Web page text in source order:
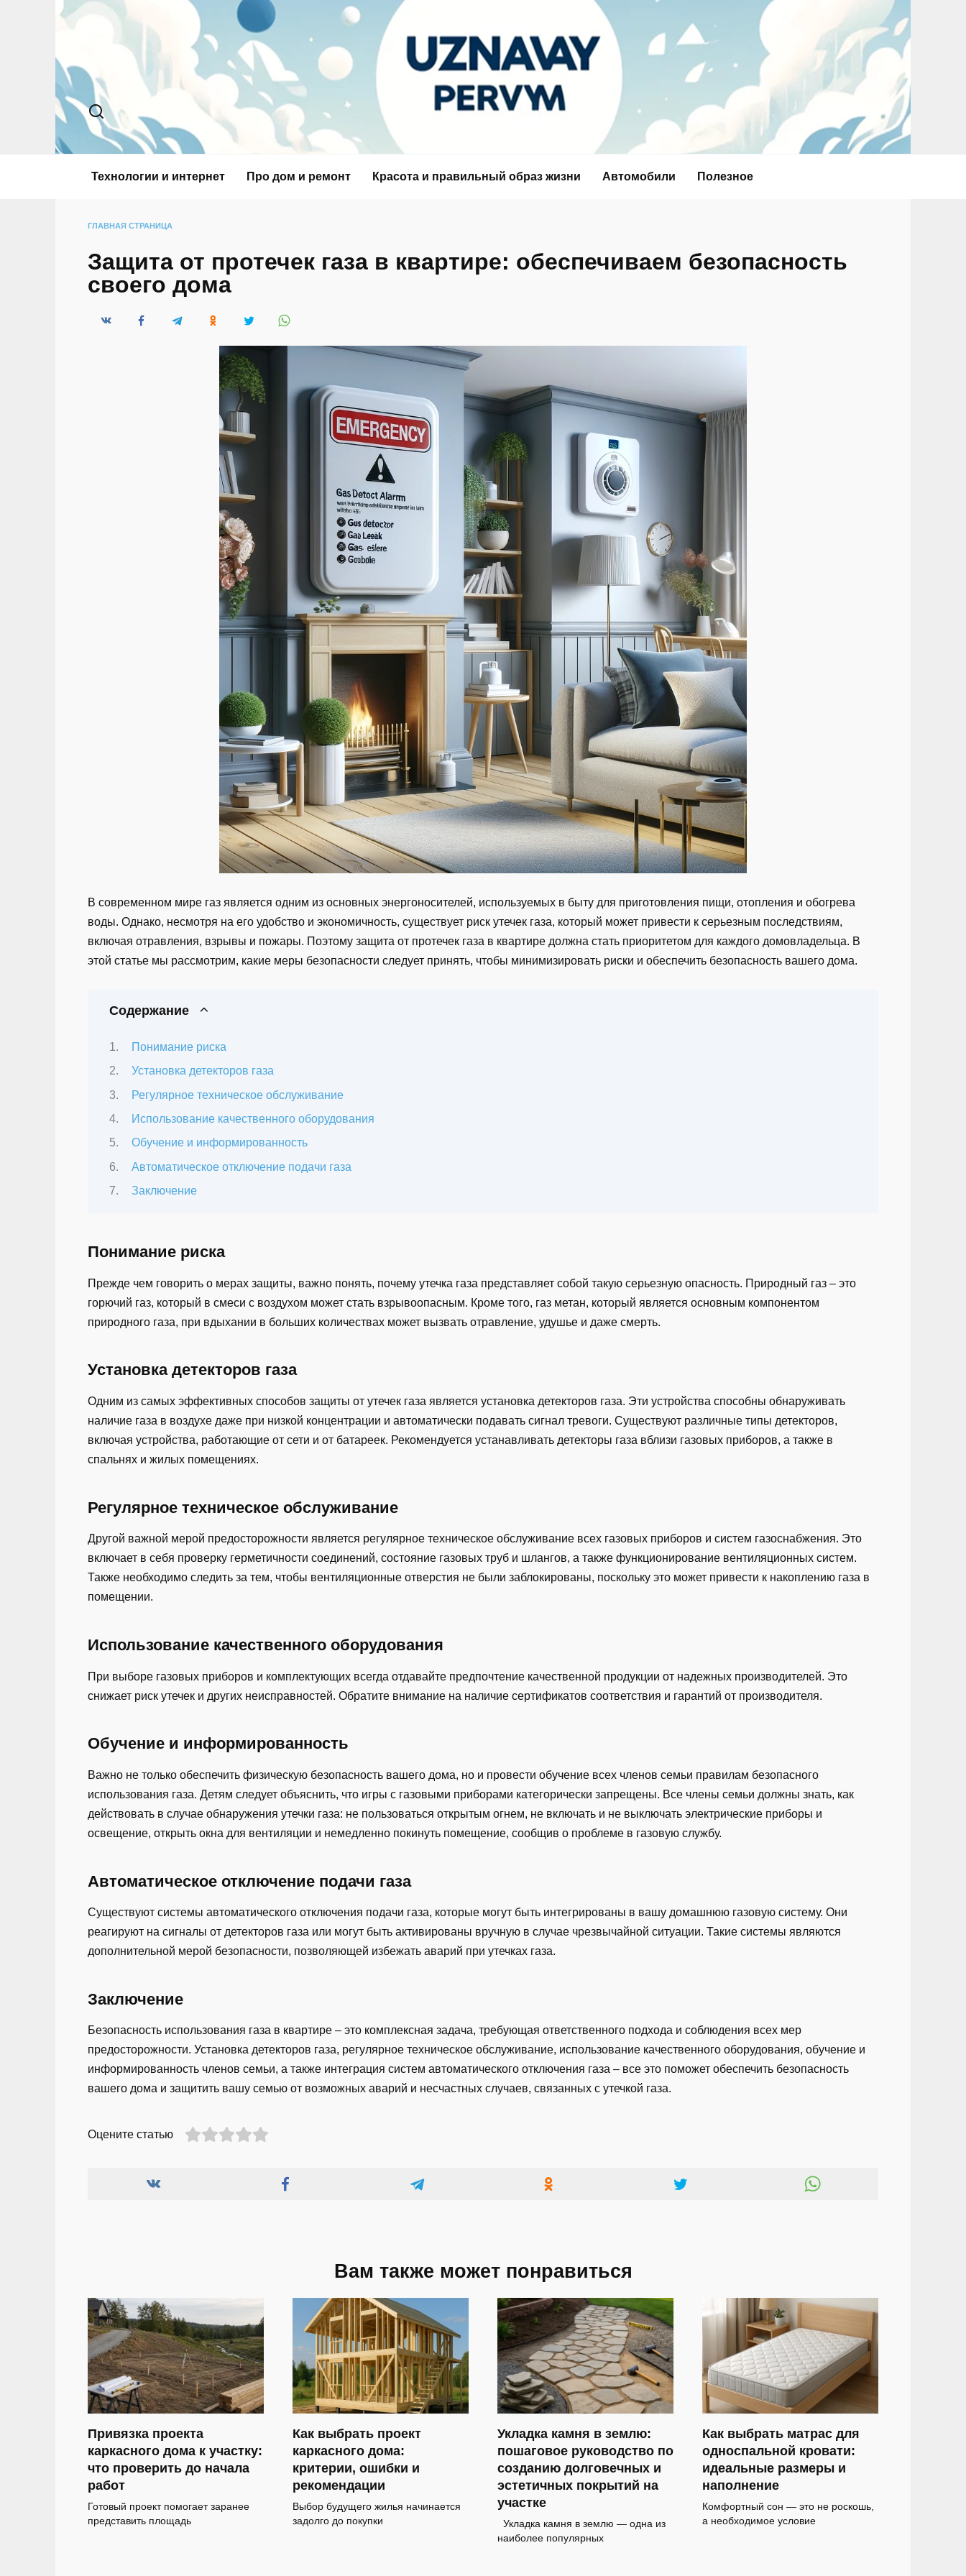
Технологии и интернет Про дом и ремонт Красота и правильный образ жизни Автомобили Полезное
ГЛАВНАЯ СТРАНИЦА
Защита от протечек газа в квартире: обеспечиваем безопасность
своего дома
В современном мире газ является одним из основных энергоносителей, используемых в быту для приготовления пищи, отопления и обогрева
воды. Однако, несмотря на его удобство и экономичность, существует риск утечек газа, который может привести к серьезным последствиям,
включая отравления, взрывы и пожары. Поэтому защита от протечек газа в квартире должна стать приоритетом для каждого домовладельца. В
этой статье мы рассмотрим, какие меры безопасности следует принять, чтобы минимизировать риски и обеспечить безопасность вашего дома.
Содержание
Понимание риска
Установка детекторов газа
Регулярное техническое обслуживание
Использование качественного оборудования
Обучение и информированность
Автоматическое отключение подачи газа
Заключение
Понимание риска
Прежде чем говорить о мерах защиты, важно понять, почему утечка газа представляет собой такую серьезную опасность. Природный газ – это
горючий газ, который в смеси с воздухом может стать взрывоопасным. Кроме того, газ метан, который является основным компонентом
природного газа, при вдыхании в больших количествах может вызвать отравление, удушье и даже смерть.
Установка детекторов газа
Одним из самых эффективных способов защиты от утечек газа является установка детекторов газа. Эти устройства способны обнаруживать
наличие газа в воздухе даже при низкой концентрации и автоматически подавать сигнал тревоги. Существуют различные типы детекторов,
включая устройства, работающие от сети и от батареек. Рекомендуется устанавливать детекторы газа вблизи газовых приборов, а также в
спальнях и жилых помещениях.
Регулярное техническое обслуживание
Другой важной мерой предосторожности является регулярное техническое обслуживание всех газовых приборов и систем газоснабжения. Это
включает в себя проверку герметичности соединений, состояние газовых труб и шлангов, а также функционирование вентиляционных систем.
Также необходимо следить за тем, чтобы вентиляционные отверстия не были заблокированы, поскольку это может привести к накоплению газа в
помещении.
Использование качественного оборудования
При выборе газовых приборов и комплектующих всегда отдавайте предпочтение качественной продукции от надежных производителей. Это
снижает риск утечек и других неисправностей. Обратите внимание на наличие сертификатов соответствия и гарантий от производителя.
Обучение и информированность
Важно не только обеспечить физическую безопасность вашего дома, но и провести обучение всех членов семьи правилам безопасного
использования газа. Детям следует объяснить, что игры с газовыми приборами категорически запрещены. Все члены семьи должны знать, как
действовать в случае обнаружения утечки газа: не пользоваться открытым огнем, не включать и не выключать электрические приборы и
освещение, открыть окна для вентиляции и немедленно покинуть помещение, сообщив о проблеме в газовую службу.
Автоматическое отключение подачи газа
Существуют системы автоматического отключения подачи газа, которые могут быть интегрированы в вашу домашнюю газовую систему. Они
реагируют на сигналы от детекторов газа или могут быть активированы вручную в случае чрезвычайной ситуации. Такие системы являются
дополнительной мерой безопасности, позволяющей избежать аварий при утечках газа.
Заключение
Безопасность использования газа в квартире – это комплексная задача, требующая ответственного подхода и соблюдения всех мер
предосторожности. Установка детекторов газа, регулярное техническое обслуживание, использование качественного оборудования, обучение и
информированность членов семьи, а также интеграция систем автоматического отключения газа – все это поможет обеспечить безопасность
вашего дома и защитить вашу семью от возможных аварий и несчастных случаев, связанных с утечкой газа.
Оцените статью
Вам также может понравиться
Привязка проекта
каркасного дома к участку:
что проверить до начала
работ
Готовый проект помогает заранее
представить площадь
Как выбрать проект
каркасного дома:
критерии, ошибки и
рекомендации
Выбор будущего жилья начинается
задолго до покупки
Укладка камня в землю:
пошаговое руководство по
созданию долговечных и
эстетичных покрытий на
участке
Укладка камня в землю — одна из
наиболее популярных
Как выбрать матрас для
односпальной кровати:
идеальные размеры и
наполнение
Комфортный сон — это не роскошь,
а необходимое условие